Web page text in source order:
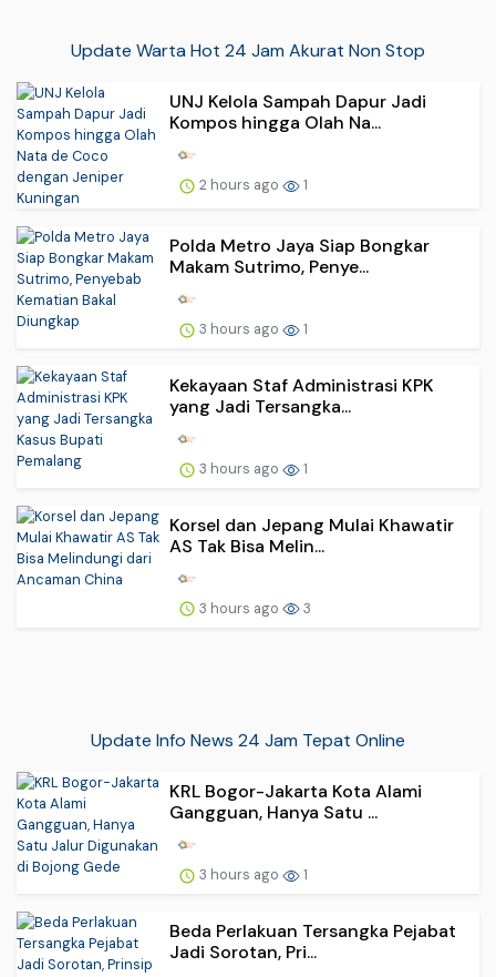
Update Warta Hot 24 Jam Akurat Non Stop
UNJ Kelola Sampah Dapur Jadi
Kompos hingga Olah Na...
2 hours ago 1
Polda Metro Jaya Siap Bongkar
Makam Sutrimo, Penye...
3 hours ago 1
Kekayaan Staf Administrasi KPK
yang Jadi Tersangka...
3 hours ago 1
Korsel dan Jepang Mulai Khawatir
AS Tak Bisa Melin...
3 hours ago 3
Update Info News 24 Jam Tepat Online
KRL Bogor-Jakarta Kota Alami
Gangguan, Hanya Satu ...
3 hours ago 1
Beda Perlakuan Tersangka Pejabat
Jadi Sorotan, Pri...